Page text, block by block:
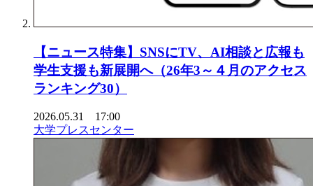
【ニュース特集】SNSにTV、AI相談と広報も
学生支援も新展開へ（26年3～４月のアクセス
ランキング30）
2026.05.31 17:00
大学プレスセンター